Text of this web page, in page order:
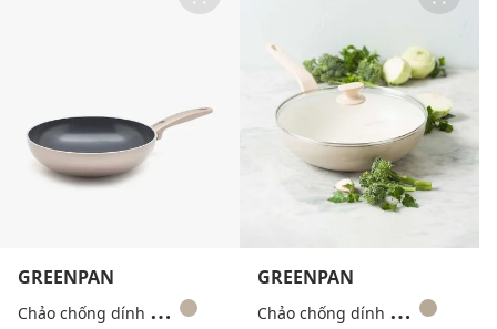
GREENPAN
C
hảo chống dính Cambridge Bronze 28cm
GREENPAN
C
hảo chống dính Ceramic Essen 24cm kèm nắp